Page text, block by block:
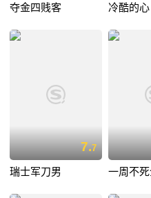
夺金四贱客 冷酷的心
7.7
瑞士军刀男 一周不